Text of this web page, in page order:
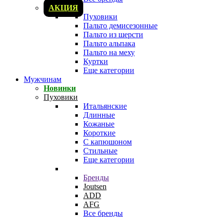
АКЦИЯ
Пуховики
Пальто демисезонные
Пальто из шерсти
Пальто альпака
Пальто на меху
Куртки
Еще категории
Мужчинам
Новинки
Пуховики
Итальянские
Длинные
Кожаные
Короткие
С капюшоном
Стильные
Еще категории
Бренды
Joutsen
ADD
AFG
Все бренды